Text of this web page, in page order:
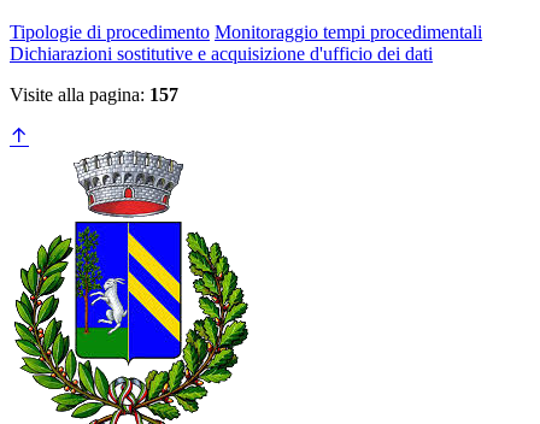
Tipologie di procedimento Monitoraggio tempi procedimentali
Dichiarazioni sostitutive e acquisizione d'ufficio dei dati
Visite alla pagina: 157